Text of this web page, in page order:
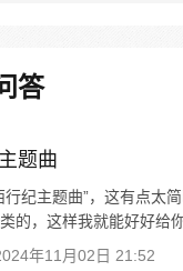
答
题曲
行纪主题曲”，这有点太
的，这样我就能好好给
年11月02日 21:52